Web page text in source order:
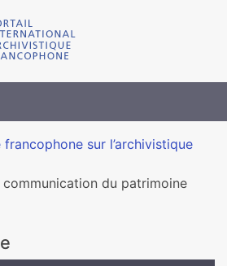
sur l’archivistique
communication du patrimoine